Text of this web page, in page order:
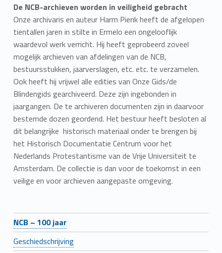
De NCB-archieven worden in veiligheid gebracht
Onze archivaris en auteur Harm Pierik heeft de afgelopen
tientallen jaren in stilte in Ermelo een ongelooflijk
waardevol werk verricht. Hij heeft geprobeerd zoveel
mogelijk archieven van afdelingen van de NCB,
bestuursstukken, jaarverslagen, etc. etc. te verzamelen.
Ook heeft hij vrijwel alle edities van Onze Gids/de
Blindengids gearchiveerd. Deze zijn ingebonden in
jaargangen. De te archiveren documenten zijn in daarvoor
bestemde dozen geordend. Het bestuur heeft besloten al
dit belangrijke historisch materiaal onder te brengen bij
het Historisch Documentatie Centrum voor het
Nederlands Protestantisme van de Vrije Universiteit te
Amsterdam. De collectie is dan voor de toekomst in een
veilige en voor archieven aangepaste omgeving.
NCB – 100 jaar
Geschiedschrijving